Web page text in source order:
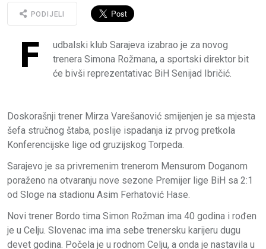
PODIJELI
F
udbalski klub Sarajeva izabrao je za novog
trenera Simona Rožmana, a sportski direktor bit
će bivši reprezentativac BiH Senijad Ibričić.
Doskorašnji trener Mirza Varešanović smijenjen je sa mjesta
šefa stručnog štaba, poslije ispadanja iz prvog pretkola
Konferencijske lige od gruzijskog Torpeda.
Sarajevo je sa privremenim trenerom Mensurom Doganom
poraženo na otvaranju nove sezone Premijer lige BiH sa 2:1
od Sloge na stadionu Asim Ferhatović Hase.
Novi trener Bordo tima Simon Rožman ima 40 godina i rođen
je u Celju. Slovenac ima ima sebe trenersku karijeru dugu
devet godina. Počela je u rodnom Celju, a onda je nastavila u